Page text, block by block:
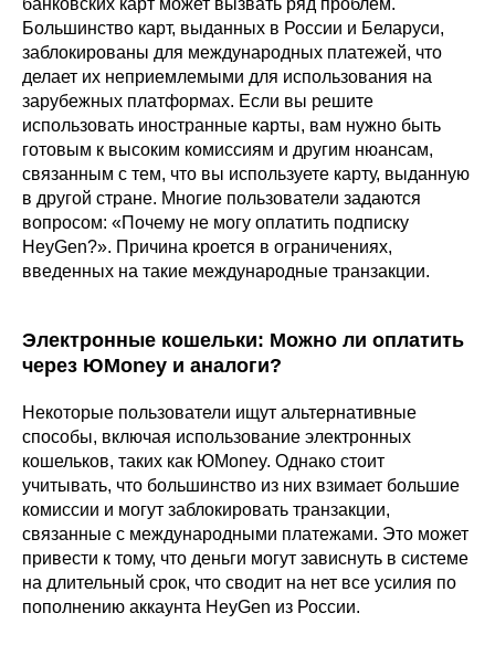
Большинство карт, выданных в России и Беларуси,
заблокированы для международных платежей, что
делает их неприемлемыми для использования на
зарубежных платформах. Если вы решите
использовать иностранные карты, вам нужно быть
готовым к высоким комиссиям и другим нюансам,
связанным с тем, что вы используете карту, выданную
в другой стране. Многие пользователи задаются
вопросом: «Почему не могу оплатить подписку
HeyGen?». Причина кроется в ограничениях,
введенных на такие международные транзакции.
Электронные кошельки: Можно ли оплатить
через ЮMoney и аналоги?
Некоторые пользователи ищут альтернативные
способы, включая использование электронных
кошельков, таких как ЮMoney. Однако стоит
учитывать, что большинство из них взимает большие
комиссии и могут заблокировать транзакции,
связанные с международными платежами. Это может
привести к тому, что деньги могут зависнуть в системе
на длительный срок, что сводит на нет все усилия по
пополнению аккаунта HeyGen из России.